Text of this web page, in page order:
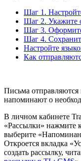
Шаг 1.
Шаг 2. Укажите
Шаг 3.
Шаг 4.
Настройте
Как
Письма
напоминают о
В личном кабинете
«Рассылки» нажмите
выберите
Откроется вкладка
создать рассылку,